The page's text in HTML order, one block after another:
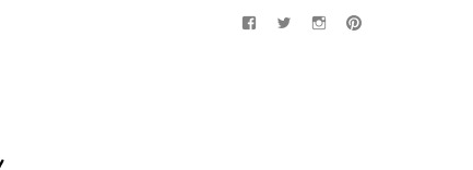
Facebook
TwitterInstagramPinterest